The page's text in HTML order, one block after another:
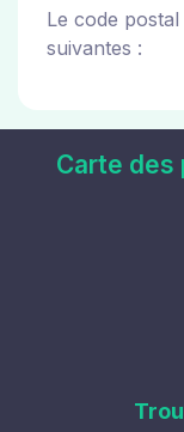
Le code
suivantes :
Carte des